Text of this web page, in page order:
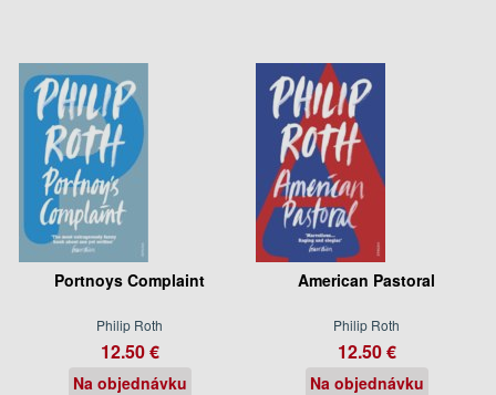
Portnoys Complaint
Philip Roth
12.50 €
Na objednávku
American Pastoral
Philip Roth
12.50 €
Na objednávku